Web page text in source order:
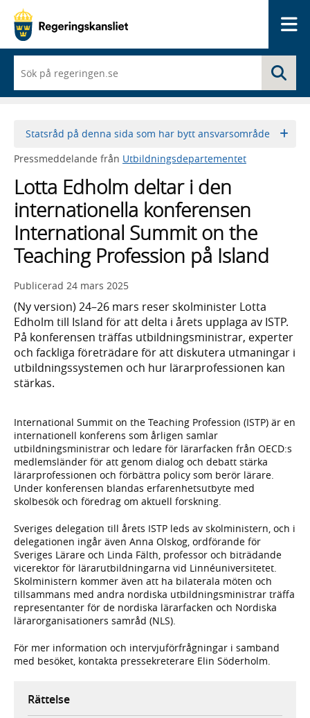
du
börjar
skriva
framträder
lista
med
sökförslag
Statsråd på denna sida som har bytt ansvarsområde
Pressmeddelande från Utbildningsdepartementet
Lotta Edholm deltar i den
internationella konferensen
International Summit on the
Teaching Profession på Island
Publicerad 24 mars 2025
(Ny version) 24–26 mars reser skolminister Lotta
Edholm till Island för att delta i årets upplaga av ISTP.
På konferensen träffas utbildningsministrar, experter
och fackliga företrädare för att diskutera utmaningar i
utbildningssystemen och hur lärarprofessionen kan
stärkas.
International Summit on the Teaching Profession (ISTP) är en
internationell konferens som årligen samlar
utbildningsministrar och ledare för lärarfacken från OECD:s
medlemsländer för att genom dialog och debatt stärka
lärarprofessionen och förbättra policy som berör lärare.
Under konferensen blandas erfarenhetsutbyte med
skolbesök och föredrag om aktuell forskning.
Sveriges delegation till årets ISTP leds av skolministern, och i
delegationen ingår även Anna Olskog, ordförande för
Sveriges Lärare och Linda Fälth, professor och biträdande
vicerektor för lärarutbildningarna vid Linnéuniversitetet.
Skolministern kommer även att ha bilaterala möten och
tillsammans med andra nordiska utbildningsministrar träffa
representanter för de nordiska lärarfacken och Nordiska
lärarorganisationers samråd (NLS).
För mer information och intervjuförfrågningar i samband
med besöket, kontakta pressekreterare Elin Söderholm.
Rättelse